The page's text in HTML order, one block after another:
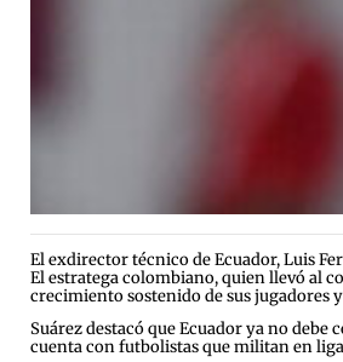
El exdirector técnico de Ecuador, Luis
El estratega colombiano, quien llevó al
crecimiento sostenido de sus jugadores
Suárez destacó que Ecuador ya no
cuenta con futbolistas que militan en